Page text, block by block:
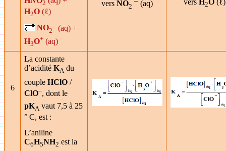
2
H2O (ℓ)
NO2
– (aq) +
H3O+ (aq)
versNO2 (aq)
vers H2O
6
La constante
d’aciditéKA du
coupleHClO /
ClO–, dont le
pKA vaut 7,5 à 25
° C, est :
L’aniline
C6H5NH2 est la